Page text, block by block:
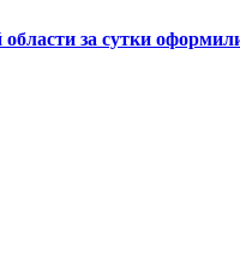
за сутки